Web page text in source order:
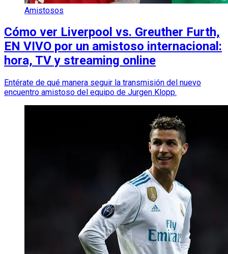
Amistosos
Cómo ver Liverpool vs. Greuther Furth,
EN VIVO por un amistoso internacional:
hora, TV y streaming online
Entérate de qué manera seguir la transmisión del nuevo
encuentro amistoso del equipo de Jurgen Klopp.